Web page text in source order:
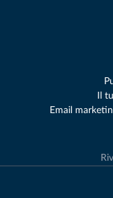
Il
Email